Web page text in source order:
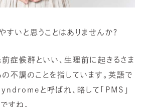
いと思うことはありませんか？
症候群といい、生理前に起きるさま
不調のことを指しています。英語で
と呼ばれ、略して「PMS」
すね。